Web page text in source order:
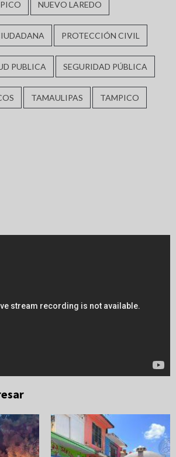
NUEVO LAREDO
PROTECCIÓN CIVIL
PUBLICA SEGURIDAD PÚBLICA
TAMAULIPAS TAMPICO